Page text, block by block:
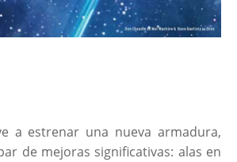
a estrenar una nueva armadura,
de mejoras significativas: alas en